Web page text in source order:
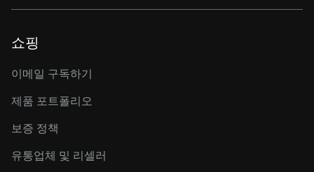
쇼핑
이메일 구독하기
제품 포트폴리오
보증 정책
유통업체 및 리셀러